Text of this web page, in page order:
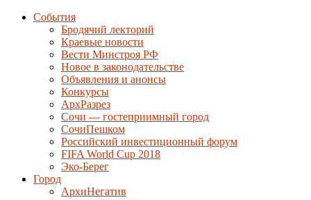
События
Бродячий лекторий
Краевые новости
Вести Минстроя РФ
Новое в законодательстве
Объявления и анонсы
Конкурсы
АрхРазрез
Сочи — гостеприимный город
СочиПешком
Российский инвестиционный форум
FIFA World Cup 2018
Эко-Берег
Город
АрхиНегатив